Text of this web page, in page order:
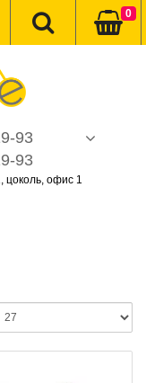
93
93
цоколь, офис 1
0